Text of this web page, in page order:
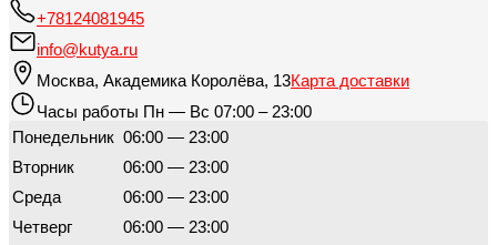
+78124081945
info@kutya.ru
Москва, Академика Королёва, 13Карта доставки
Часы работы Пн — Вс 07:00 – 23:00
Понедельник 06:00 — 23:00
Вторник
06:00 — 23:00
Среда
06:00 — 23:00
Четверг
06:00 — 23:00